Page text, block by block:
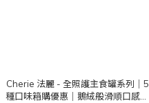
Cherie 法麗 - 全照護主食罐系列｜5
種口味箱購優惠｜鵝絨般滑順口感｜